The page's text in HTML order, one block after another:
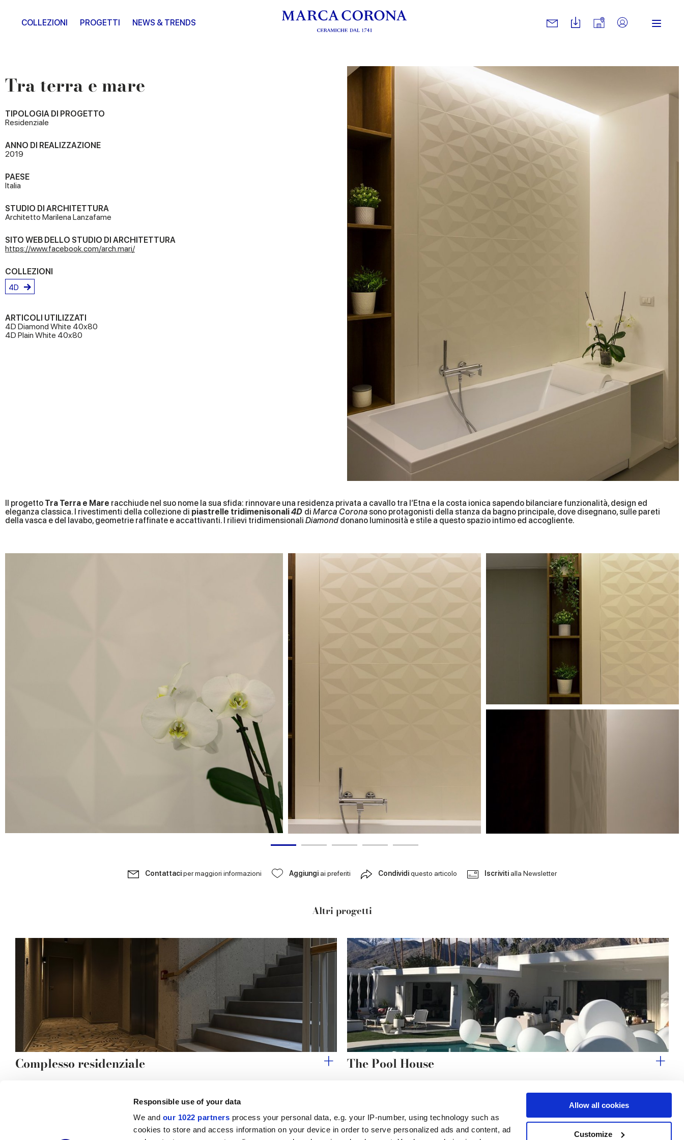
Responsible use of your data
We and our 1022 partners process your personal data, e.g. your IP-number, using technology such as
cookies to store and access information on your device in order to serve personalized ads and content, ad
Allow all cookies
Customize
COLLEZIONI PROGETTI NEWS & TRENDS
Tra terra e mare
TIPOLOGIA DI PROGETTO
Residenziale
ANNO DI REALIZZAZIONE
2019
PAESE
Italia
STUDIO DI ARCHITETTURA
Architetto Marilena Lanzafame
SITO WEB DELLO STUDIO DI ARCHITETTURA
https://www.facebook.com/arch.mari/
COLLEZIONI
4D
ARTICOLI UTILIZZATI
4D Diamond White 40x80
4D Plain White 40x80
Il progetto Tra Terra e Mare racchiude nel suo nome la sua sfida: rinnovare una residenza privata a cavallo tra l’Etna e la costa ionica sapendo bilanciare funzionalità, design ed
eleganza classica. I rivestimenti della collezione di piastrelle tridimenisonali4D di Marca Corona sono protagonisti della stanza da bagno principale, dove disegnano, sulle pareti
della vasca e del lavabo, geometrie raffinate e accattivanti. I rilievi tridimensionali Diamonddonano luminosità e stile a questo spazio intimo ed accogliente.
Contattaciper maggiori informazioni Aggiungi ai preferiti Condividiquesto articolo Iscriviti alla Newsletter
Altri progetti
Complesso residenziale The Pool House
© 2026 CERAMICHE MARCA CORONA S.P.A.
Link utili Area legale